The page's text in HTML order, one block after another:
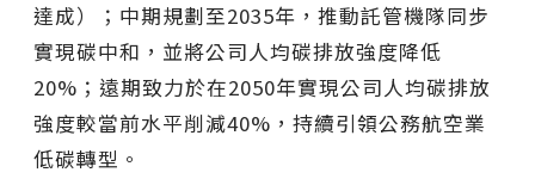
達成）；中期規劃至2035年，推動託管機隊同步
實現碳中和，並將公司人均碳排放強度降低
20%；遠期致力於在2050年實現公司人均碳排放
強度較當前水平削減40%，持續引領公務航空業
低碳轉型。